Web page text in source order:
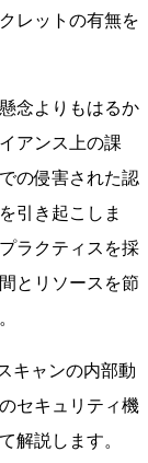
レットの有無を
念よりもはるか
アンス上の課
の侵害された認
引き起こしま
ラクティスを採
とリソースを節
キャンの内部動
セキュリティ機
解説します。